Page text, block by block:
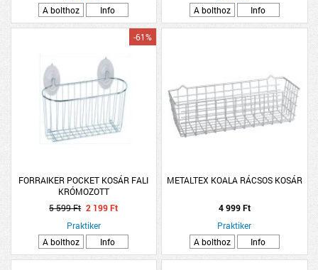
A bolthoz
Info
A bolthoz
Info
FORRAIKER POCKET KOSÁR FALI
KRÓMOZOTT
-61%
5 599 Ft 2 199 Ft
Praktiker
A bolthoz
Info
METALTEX KOALA RÁCSOS KOSÁR
4 999 Ft
Praktiker
A bolthoz
Info